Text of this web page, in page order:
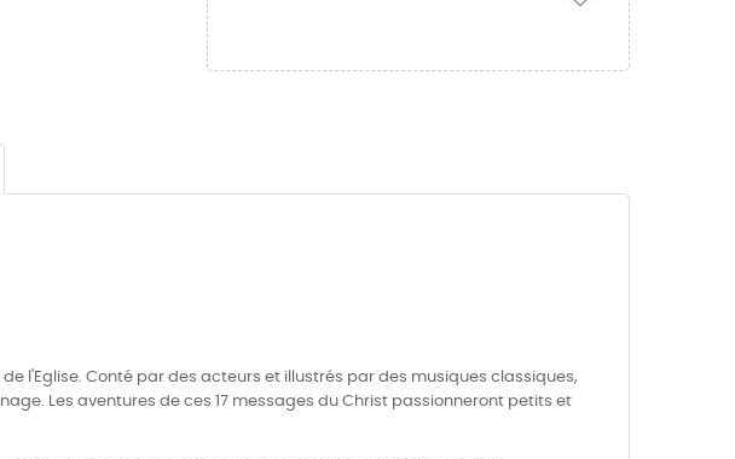
l'Eglise. Conté par des acteurs et illustrés par des musiques classiques,
Les aventures de ces 17 messages du Christ passionneront petits et